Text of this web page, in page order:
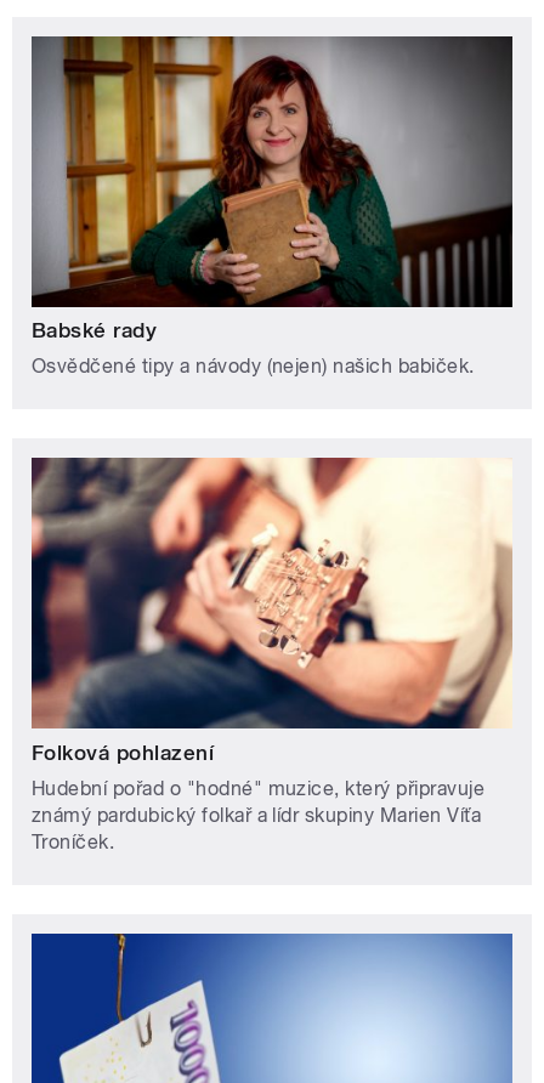
Babské rady
Osvědčené tipy a návody (nejen) našich babiček.
Folková pohlazení
Hudební pořad o "hodné" muzice, který připravuje
známý pardubický folkař a lídr skupiny Marien Víťa
Troníček.